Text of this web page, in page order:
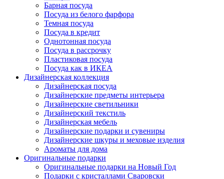
Барная посуда
Посуда из белого фарфора
Темная посуда
Посуда в кредит
Однотонная посуда
Посуда в рассрочку
Пластиковая посуда
Посуда как в ИКЕА
Дизайнерская коллекция
Дизайнерская посуда
Дизайнерские предметы интерьера
Дизайнерские светильники
Дизайнерский текстиль
Дизайнерская мебель
Дизайнерские подарки и сувениры
Дизайнерские шкуры и меховые изделия
Ароматы для дома
Оригинальные подарки
Оригинальные подарки на Новый Год
Подарки с кристаллами Сваровски